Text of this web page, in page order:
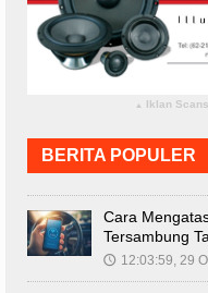
▴ Iklan
BERITA POPULER
Cara
Tersambung
🕔 12:03:59, 29